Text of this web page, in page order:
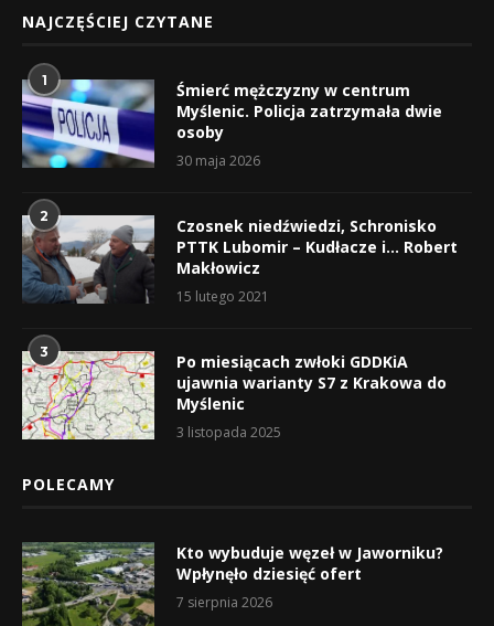
NAJCZĘŚCIEJ CZYTANE
1
Śmierć mężczyzny w centrum
Myślenic. Policja zatrzymała dwie
osoby
30 maja 2026
2
Czosnek niedźwiedzi, Schronisko
PTTK Lubomir – Kudłacze i… Robert
Makłowicz
15 lutego 2021
3
Po miesiącach zwłoki GDDKiA
ujawnia warianty S7 z Krakowa do
Myślenic
3 listopada 2025
POLECAMY
Kto wybuduje węzeł w Jaworniku?
Wpłynęło dziesięć ofert
7 sierpnia 2026